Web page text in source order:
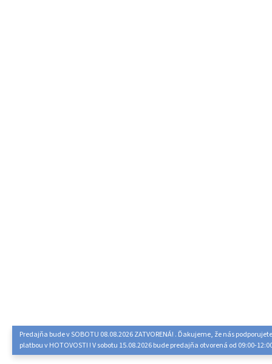
Predajňa bude v SOBOTU 08.08.2026 ZATVORENÁ! . Ďakujeme, že nás podporujete
platbou v HOTOVOSTI ! V sobotu 15.08.2026 bude predajňa otvorená od 09:00-